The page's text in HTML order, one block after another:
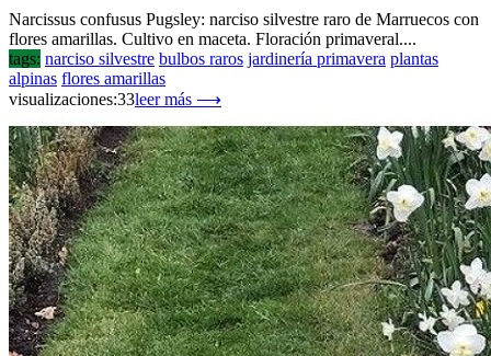
Narcissus confusus Pugsley: narciso silvestre raro de Marruecos con
flores amarillas. Cultivo en maceta. Floración primaveral....
tags: narciso silvestre bulbos raros jardinería primavera plantas
alpinas flores amarillas
visualizaciones:33leer más ⟶